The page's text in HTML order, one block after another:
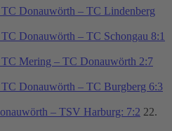
Donauwörth – TC Lindenberg
Donauwörth – TC Schongau 8:1
Mering – TC Donauwörth 2:7
Donauwörth – TC Burgberg 6:3
– TSV Harburg: 7:2 22.